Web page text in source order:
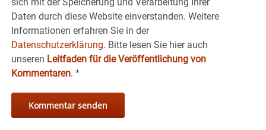
sich mit der Speicherung und Verarbeitung Ihrer
Daten durch diese Website einverstanden. Weitere
Informationen erfahren Sie in der
Datenschutzerklärung. Bitte lesen Sie hier auch
unseren Leitfaden für die Veröffentlichung von
Kommentaren. *